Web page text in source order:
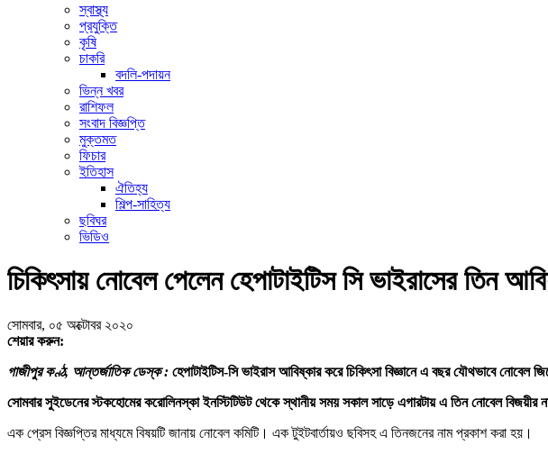
স্বাস্থ্য
প্রযুক্তি
কৃষি
চাকরি
বদলি-পদায়ন
ভিন্ন খবর
রাশিফল
সংবাদ বিজ্ঞপ্তি
মুক্তমত
ফিচার
ইতিহাস
ঐতিহ্য
শিল্প-সাহিত্য
ছবিঘর
ভিডিও
চিকিৎসায় নোবেল পেলেন হেপাটাইটিস সি ভাইরাসের তিন
সোমবার, ০৫ অক্টোবর ২০২০
শেয়ার করুন:
গাজীপুর কণ্ঠ, আন্তর্জাতিক ডেস্ক : হেপাটাইটিস-সি ভাইরাস আবিষ্কার করে চিকিৎসা বিজ্ঞানে এ বছর যৌথভাবে নোবেল
সোমবার সুইডেনের স্টকহোমের করোলিনস্কা ইনস্টিটিউট থেকে স্থানীয় সময় সকাল সাড়ে এগারটায় এ তিন নোবেল বিজয়ীর
এক প্রেস বিজ্ঞপ্তির মাধ্যমে বিষয়টি জানায় নোবেল কমিটি। এক টুইটবার্তায়ও ছবিসহ এ তিনজনের নাম প্রকাশ করা হয়।